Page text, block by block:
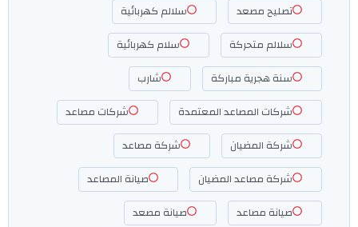
تصليح مصعد
سلالم كهربائية
سلالم متحركة
سلام كهربائية
سنة هجرية مباركة
شارب
شركات المصاعد المعتمدة
شركات مصاعد
شركة المضيان
شركة مصاعد
شركة مصاعد المضيان
صيانة المصاعد
صيانة مصاعد
صيانة مصعد